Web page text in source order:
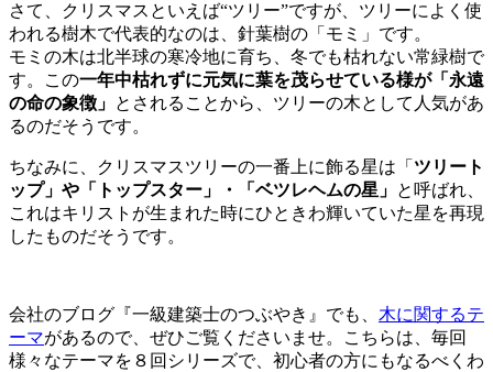
さて、クリスマスといえば“ツリー”ですが、ツリーによく使
われる樹木で代表的なのは、針葉樹の「モミ」です。
モミの木は北半球の寒冷地に育ち、冬でも枯れない常緑樹で
す。この一年中枯れずに元気に葉を茂らせている様が「永遠
の命の象徴」 とされることから、ツリーの木として人気があ
るのだそうです。
ちなみに、クリスマスツリーの一番上に飾る星は「 ツリート
ップ」や「トップスター」・「ベツレヘムの星」 と呼ばれ、
これはキリストが生まれた時にひときわ輝いていた星を再現
したものだそうです。
会社のブログ『一級建築士のつぶやき』でも、 木に関するテ
ーマがあるので、ぜひご覧くださいませ。こちらは、毎回
様々なテーマを８回シリーズで、初心者の方にもなるべくわ